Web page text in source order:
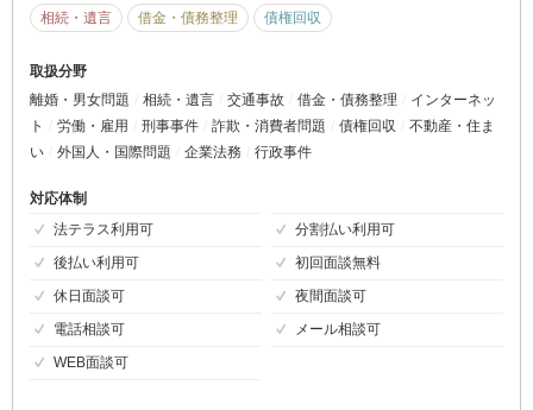
相続・遺言
借金・債務整理 債権回収
取扱分野
離婚・男女問題
相続・遺言 交通事故 借金・債務整理
インターネッ
ト
労働・雇用 刑事事件 詐欺・消費者問題 債権回収
不動産・住ま
い
外国人・国際問題 企業法務 行政事件
対応体制
法テラス利用可
分割払い利用可
後払い利用可
初回面談無料
休日面談可
夜間面談可
電話相談可
メール相談可
WEB面談可